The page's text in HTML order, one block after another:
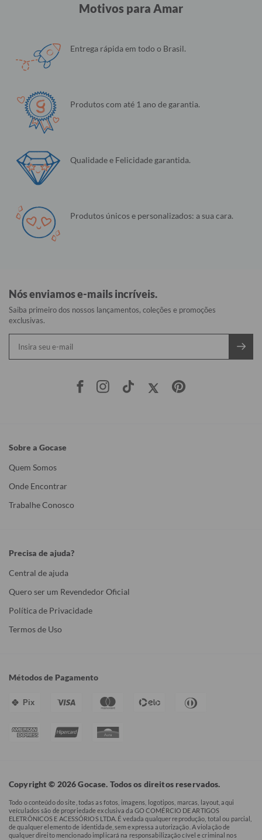
Motivos para Amar
Entrega rápida em todo o Brasil.
Produtos com até 1 ano de garantia.
Qualidade e Felicidade garantida.
Produtos únicos e personalizados: a sua cara.
Nós enviamos e-mails incríveis.
Saiba primeiro dos nossos lançamentos, coleções e promoções
exclusivas.
Sobre a Gocase
Quem Somos
Onde Encontrar
Trabalhe Conosco
Precisa de ajuda?
Central de ajuda
Quero ser um Revendedor Oficial
Política de Privacidade
Termos de Uso
Métodos de Pagamento
Pix
Copyright © 2026 Gocase. Todos os direitos reservados.
Todo o conteúdo do site, todas as fotos, imagens, logotipos, marcas, layout, aqui
veículados são de propriedade exclusiva da GO COMÉRCIO DE ARTIGOS
ELETRÔNICOS E ACESSÓRIOS LTDA. É vedada qualquer reprodução, total ou parcial,
de qualquer elemento de identidade, sem expressa autorização. A violação de
qualquer direito mencionado implicará na responsabilização cível e criminal nos